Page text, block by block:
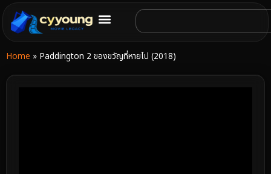
Home » Paddington 2 ของขวัญที่หายไป (2018)